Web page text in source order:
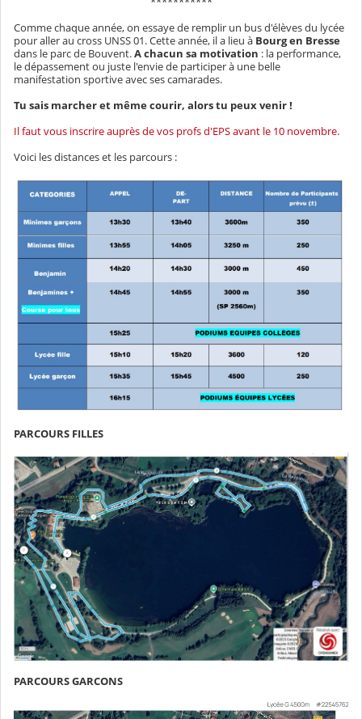
Comme chaque année, on essaye de remplir un bus d'élèves du lycée
pour aller au cross UNSS 01. Cette année, il a lieu à Bourg en Bresse
dans le parc de Bouvent.A chacun sa motivation : la performance,
le dépassement ou juste l'envie de participer à une belle
manifestation sportive avec ses camarades.
Tu sais marcher et même courir, alors tu peux venir !
Il faut vous inscrire auprès de vos profs d'EPS avant le 10 novembre.
Voici les distances et les parcours :
PARCOURS FILLES
PARCOURS GARCONS